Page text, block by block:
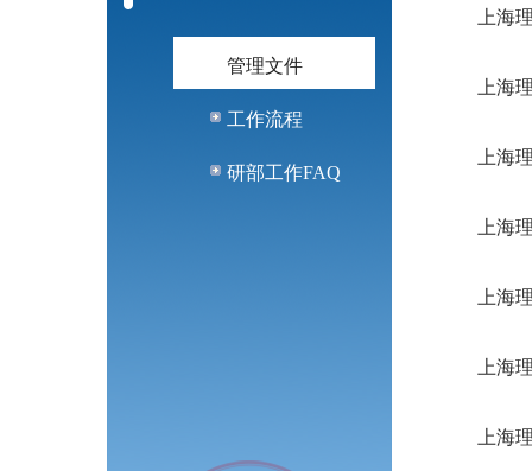
管理文件
工作流程
研部工作FAQ
上海
上海
上海
上海
上海
上海
上海